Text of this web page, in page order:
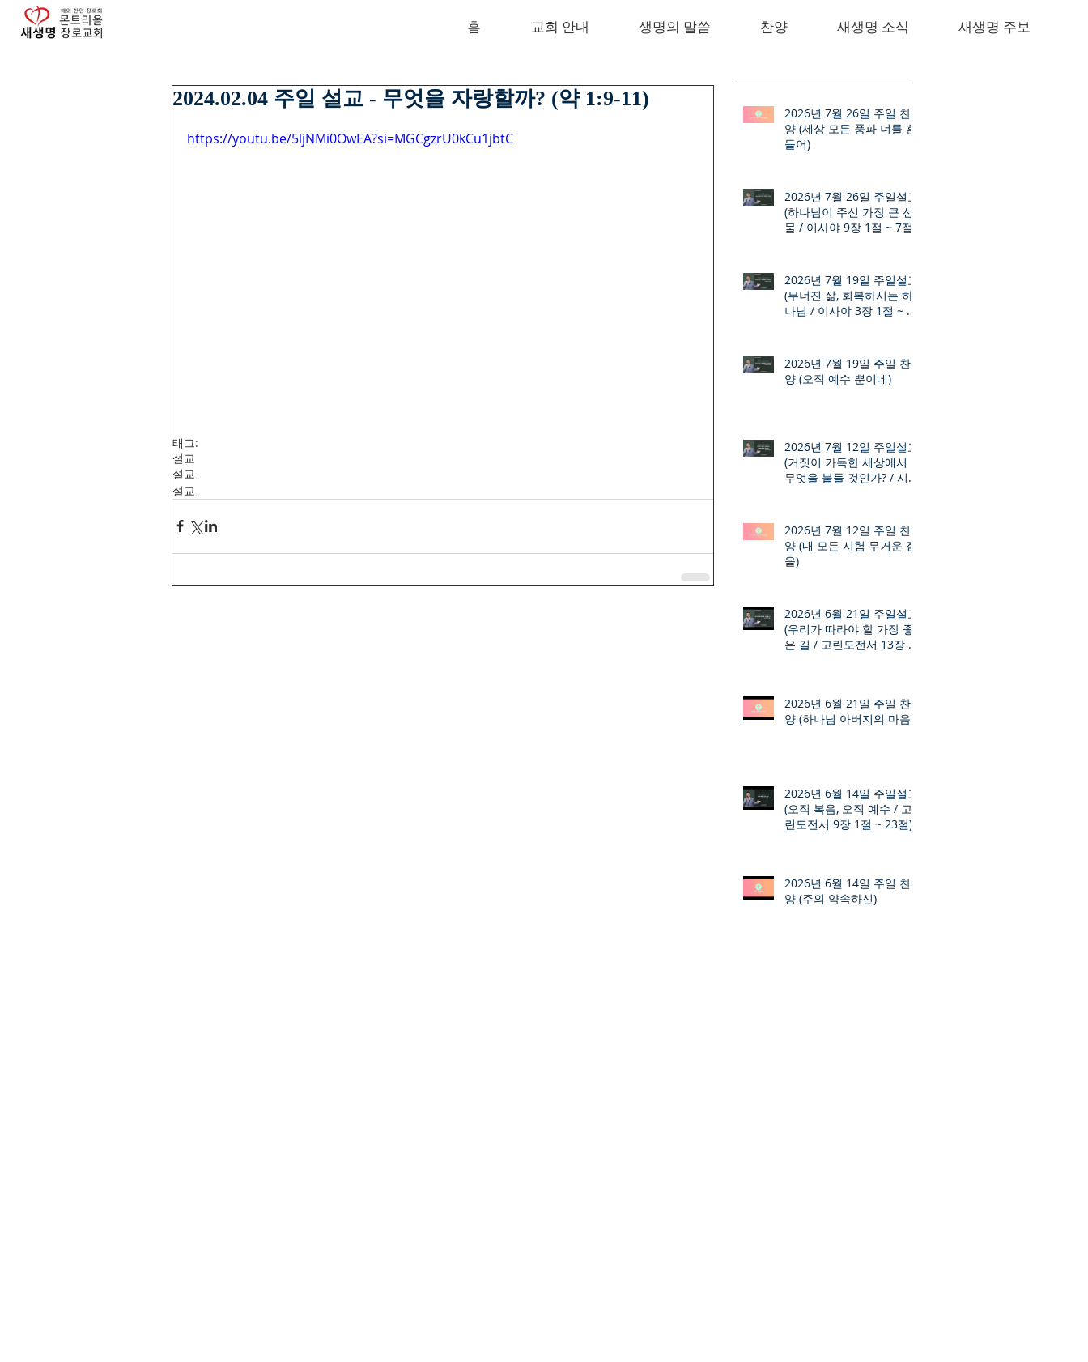
홈 교회 안내 생명의 말씀 찬양 새생명 소식 새생명 주보
2024.02.04 주일 설교 - 무엇을 자랑할까? (약 1:9-11)
https://youtu.be/5ljNMi0OwEA?si=MGCgzrU0kCu1jbtC
태그:
설교
설교
설교
2026년 7월 26일 주일 찬
양 (세상 모든 풍파 너를 흔
들어)
2026년 7월 26일 주일설교
(하나님이 주신 가장 큰 선
물 / 이사야 9장 1절 ~ 7절)
2026년 7월 19일 주일설교
(무너진 삶, 회복하시는 하
나님 / 이사야 3장 1절 ~ 12
2026년 7월 19일 주일 찬
양 (오직 예수 뿐이네)
2026년 7월 12일 주일설교
(거짓이 가득한 세상에서
무엇을 붙들 것인가? / 시편
2026년 7월 12일 주일 찬
양 (내 모든 시험 무거운 짐
을)
2026년 6월 21일 주일설교
(우리가 따라야 할 가장 좋
은 길 / 고린도전서 13장 1
2026년 6월 21일 주일 찬
양 (하나님 아버지의 마음)
2026년 6월 14일 주일설교
(오직 복음, 오직 예수 / 고
린도전서 9장 1절 ~ 23절)
2026년 6월 14일 주일 찬
양 (주의 약속하신)